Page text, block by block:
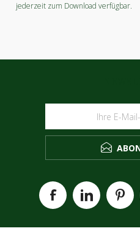
jederzeit zum Download verfügbar.